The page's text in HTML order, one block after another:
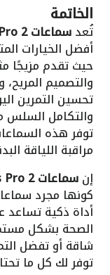
الخاتمة
تُعدسماعات Beats PowerBeats Pro 2
أفضل الخيارات
حيث تقدم مزيجًا
والتصميم
تحسين التمرين
والتكامل السلس
توفر هذه
مراقبة اللياقة
إنسماعات Beats PowerBeats Pro 2
كونها مجرد
أداة ذكية تساعد
الصحة بشكل
شاقة أو تفضل
توفر لك كل ما